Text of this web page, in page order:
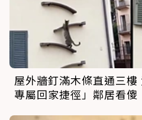
屋外牆釘滿木條直通三
專屬回家捷徑」鄰居看傻